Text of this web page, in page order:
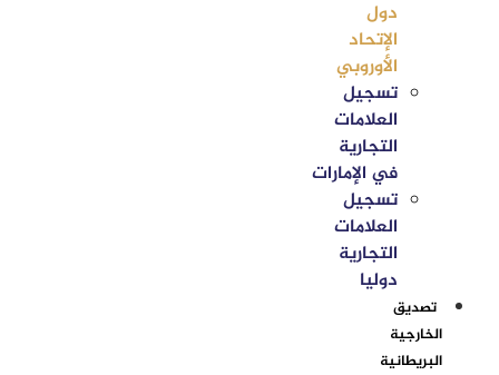
دول
الإتحاد
الأوروبي
تسجيل
العلامات
التجارية
في الإمارات
تسجيل
العلامات
التجارية
دوليا
تصديق
الخارجية
البريطانية